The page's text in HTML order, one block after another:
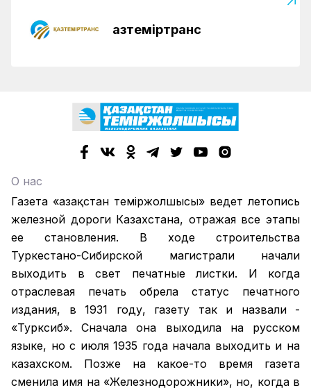
Қазтеміртранс
О нас
Газета «Қазақстан теміржолшысы» ведет летопись
железной дороги Казахстана, отражая все этапы
ее становления. В ходе строительства
Туркестано-Сибирской магистрали начали
выходить в свет печатные листки. И когда
отраслевая печать обрела статус печатного
издания, в 1931 году, газету так и назвали -
«Турксиб». Сначала она выходила на русском
языке, но с июля 1935 года начала выходить и на
казахском. Позже на какое-то время газета
сменила имя на «Железнодорожники», но, когда в